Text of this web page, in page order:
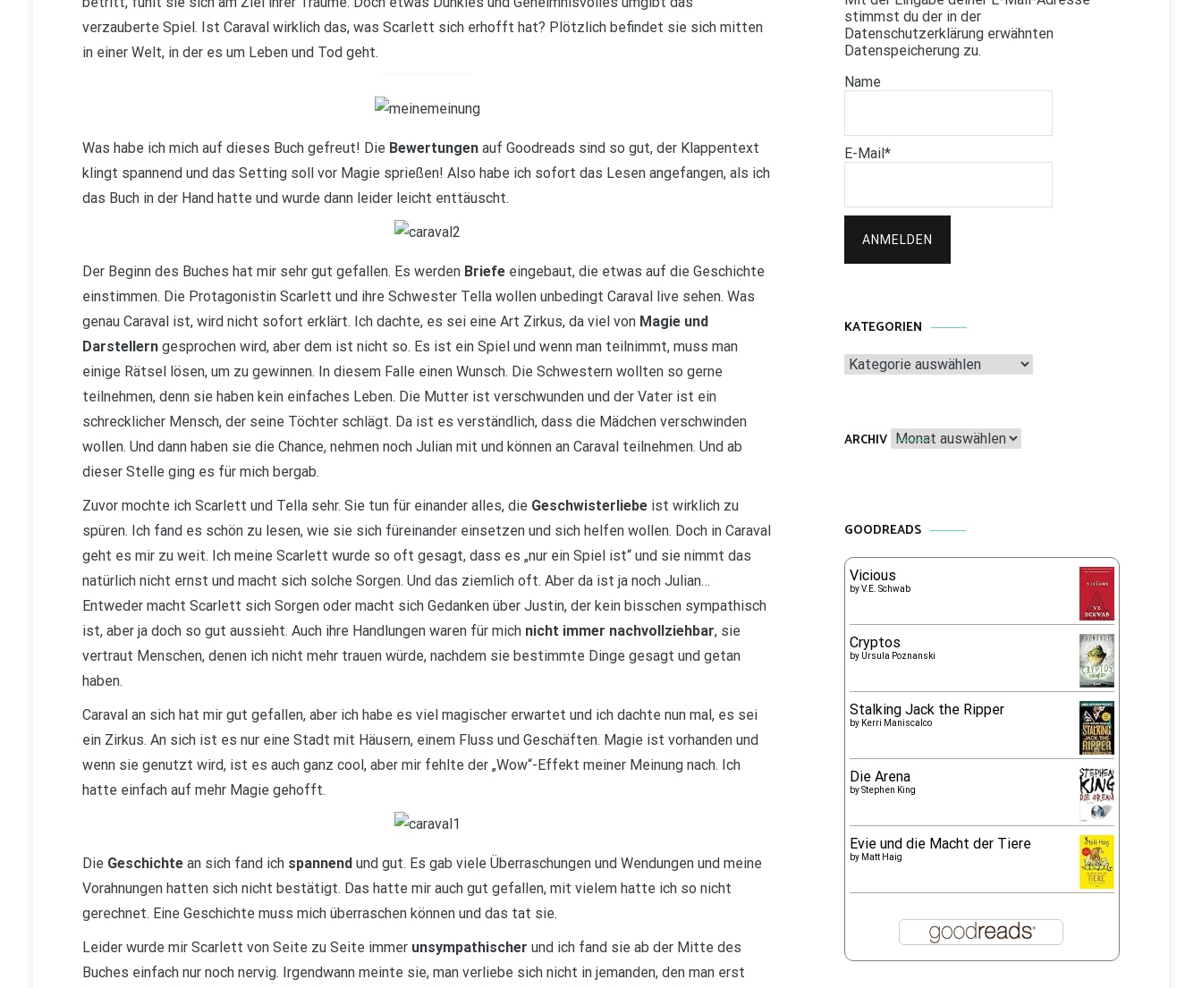
verzauberte Spiel. Ist Caraval wirklich das, was Scarlett sich erhofft hat? Plötzlich befindet sie sich mitten
in einer Welt, in der es um Leben und Tod geht.
Was habe ich mich auf dieses Buch gefreut! Die Bewertungen auf Goodreads sind so gut, der Klappentext
klingt spannend und das Setting soll vor Magie sprießen! Also habe ich sofort das Lesen angefangen, als ich
das Buch in der Hand hatte und wurde dann leider leicht enttäuscht.
Der Beginn des Buches hat mir sehr gut gefallen. Es werden Briefe eingebaut, die etwas auf die Geschichte
einstimmen. Die Protagonistin Scarlett und ihre Schwester Tella wollen unbedingt Caraval live sehen. Was
genau Caraval ist, wird nicht sofort erklärt. Ich dachte, es sei eine Art Zirkus, da viel von Magie und
Darstellern gesprochen wird, aber dem ist nicht so. Es ist ein Spiel und wenn man teilnimmt, muss man
einige Rätsel lösen, um zu gewinnen. In diesem Falle einen Wunsch. Die Schwestern wollten so gerne
teilnehmen, denn sie haben kein einfaches Leben. Die Mutter ist verschwunden und der Vater ist ein
schrecklicher Mensch, der seine Töchter schlägt. Da ist es verständlich, dass die Mädchen verschwinden
wollen. Und dann haben sie die Chance, nehmen noch Julian mit und können an Caraval teilnehmen. Und ab
dieser Stelle ging es für mich bergab.
Zuvor mochte ich Scarlett und Tella sehr. Sie tun für einander alles, die Geschwisterliebe ist wirklich zu
spüren. Ich fand es schön zu lesen, wie sie sich füreinander einsetzen und sich helfen wollen. Doch in Caraval
geht es mir zu weit. Ich meine Scarlett wurde so oft gesagt, dass es „nur ein Spiel ist“ und sie nimmt das
natürlich nicht ernst und macht sich solche Sorgen. Und das ziemlich oft. Aber da ist ja noch Julian…
Entweder macht Scarlett sich Sorgen oder macht sich Gedanken über Justin, der kein bisschen sympathisch
ist, aber ja doch so gut aussieht. Auch ihre Handlungen waren für mich nicht immer nachvollziehbar, sie
vertraut Menschen, denen ich nicht mehr trauen würde, nachdem sie bestimmte Dinge gesagt und getan
haben.
Caraval an sich hat mir gut gefallen, aber ich habe es viel magischer erwartet und ich dachte nun mal, es sei
ein Zirkus. An sich ist es nur eine Stadt mit Häusern, einem Fluss und Geschäften. Magie ist vorhanden und
wenn sie genutzt wird, ist es auch ganz cool, aber mir fehlte der „Wow“-Effekt meiner Meinung nach. Ich
hatte einfach auf mehr Magie gehofft.
Die Geschichte an sich fand ich spannend und gut. Es gab viele Überraschungen und Wendungen und meine
Vorahnungen hatten sich nicht bestätigt. Das hatte mir auch gut gefallen, mit vielem hatte ich so nicht
gerechnet. Eine Geschichte muss mich überraschen können und das tat sie.
Leider wurde mir Scarlett von Seite zu Seite immer unsympathischer und ich fand sie ab der Mitte des
Buches einfach nur noch nervig. Irgendwann meinte sie, man verliebe sich nicht in jemanden, den man erst
stimmst du der in der
Datenschutzerklärung erwähnten
Datenspeicherung zu.
Name
E-Mail*
KATEGORIEN
Kategorien
ARCHIV Archiv
GOODREADS
Vicious
byV.E. Schwab
Cryptos
by Ursula Poznanski
Stalking Jack the Ripper
by Kerri Maniscalco
Die Arena
byStephen King
Evie und die Macht der Tiere
by Matt Haig